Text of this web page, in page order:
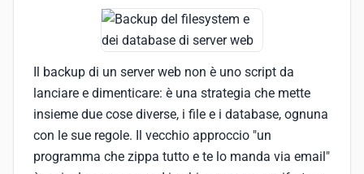
Il backup di un server web non è uno script da
lanciare e dimenticare: è una strategia che mette
insieme due cose diverse, i file e i database, ognuna
con le sue regole. Il vecchio approccio "un
programma che zippa tutto e te lo manda via email"